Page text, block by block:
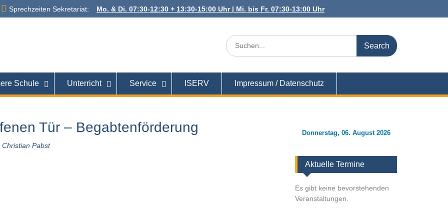
Sprechzeiten Sekretariat: Mo. & Di. 07:30-12:30 + 13:30-15:00 Uhr | Mi. bis Fr. 07:30-13:00 Uhr
Search
for:
Schule Unterricht Service ISERV Impressum / Datenschutz
Tür – Begabtenförderung
Christian Pabst
Donnerstag, 06. August 2026
Aktuelle Termine
Es gibt keine bevorstehenden
Veranstaltungen.